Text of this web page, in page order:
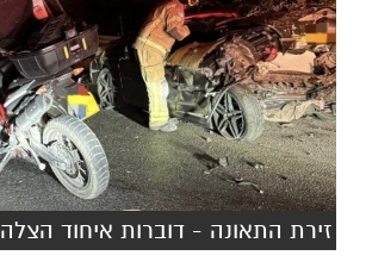
זירת התאונה - דוברות איחוד הצלה